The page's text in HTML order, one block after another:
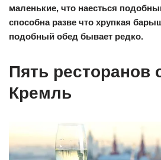
маленькие, что наесться
способна разве что хрупкая
подобный обед бывает редко.
Пять ресторанов
Кремль